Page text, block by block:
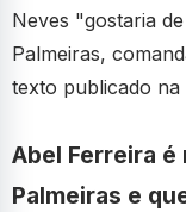
Neves "gostaria
Palmeiras,
texto publicado na
Abel Ferreira
Palmeiras e